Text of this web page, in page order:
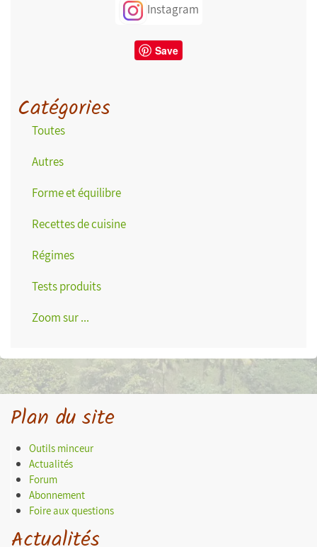
Instagram
Save
Catégories
Toutes
Autres
Forme et équilibre
Recettes de cuisine
Régimes
Tests produits
Zoom sur ...
Plan du site
Outils minceur
Actualités
Forum
Abonnement
Foire aux questions
Actualités